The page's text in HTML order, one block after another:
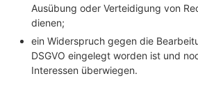
Ausübung oder Verteidigung von
dienen;
ein Widerspruch gegen die
DSGVO eingelegt worden ist und
Interessen überwiegen.